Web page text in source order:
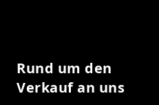
Rund um den
Verkauf an uns